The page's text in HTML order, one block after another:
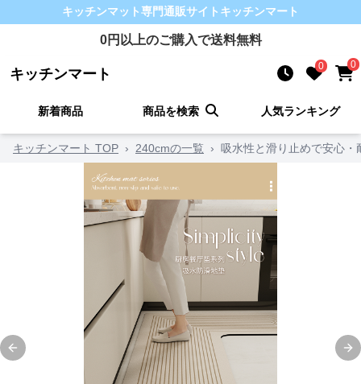
キッチンマット専門通販サイト キッチンマート
0円以上のご購入で送料無料
キッチンマート 0 0
新着商品 商品を検索 人気ランキング
キッチンマート TOP › 240cmの一覧 › 吸水性と滑り止めで安心
Previous slide